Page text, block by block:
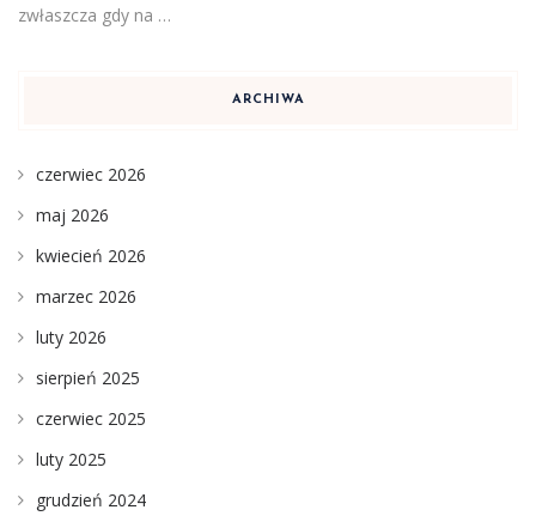
zwłaszcza gdy na …
ARCHIWA
czerwiec 2026
maj 2026
kwiecień 2026
marzec 2026
luty 2026
sierpień 2025
czerwiec 2025
luty 2025
grudzień 2024